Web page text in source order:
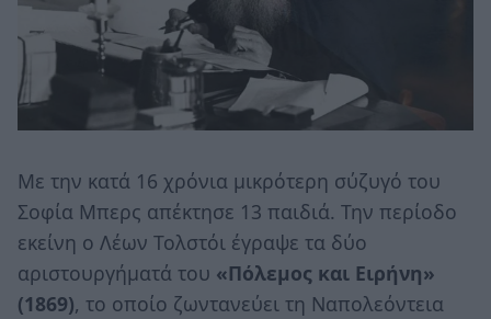
Με την κατά 16 χρόνια μικρότερη σύζυγό του
Σοφία Μπερς απέκτησε 13 παιδιά. Την περίοδο
εκείνη o Λέων Τολστόι έγραψε τα δύο
αριστουργήματά του «Πόλεμος και Ειρήνη»
(1869), το οποίο ζωντανεύει τη Ναπολεόντεια